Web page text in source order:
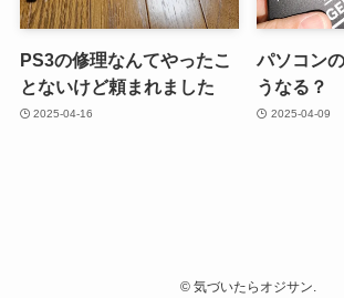
PS3の修理なんてやったこ
とないけど頼まれました
2025-04-16
パソコン
うなる？
2025-04-09
©気づいたらオジサン.